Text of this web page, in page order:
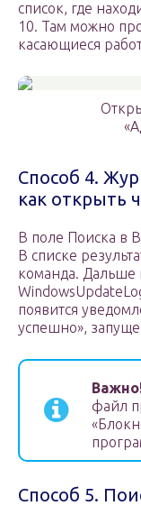
список, где
10. Там можно
касающиеся
Способ 4.
как открыть
В поле Поиска в
В списке
команда. Дальше
появится
успешно»,
файл
Способ 5.